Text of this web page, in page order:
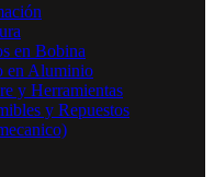
en Bobina
en Aluminio
y Herramientas
y Repuestos